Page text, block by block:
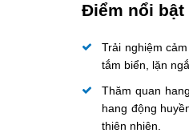
Điểm nổi bật
Trải nghiệm
tắm biển, lặn
Thăm quan
hang động
thiên nhiên.